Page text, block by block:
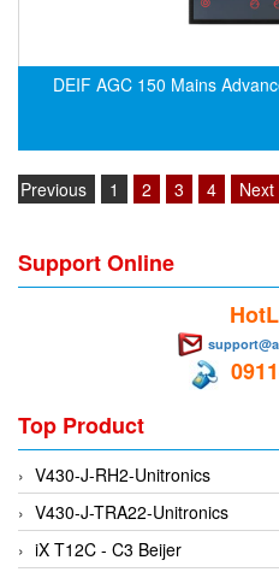
EMCSOSIN
Emotron
Endress+Hauser
Enensys Vietnam
Enolgas
Envada
Environmental Compliance
EPC
DEIF AGC 150 Mains
Previous 1 2 3 4 Next
Support Online
Top Product
V430-J-RH2-Unitronics
V430-J-TRA22-Unitronics
iX T12C - C3 Beijer